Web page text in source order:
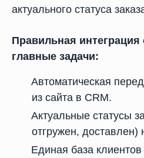
актуального статуса
Правильная интеграция
главные задачи:
Автоматическая
из сайта в CRM.
Актуальные статусы
отгружен, доставлен)
Единая база